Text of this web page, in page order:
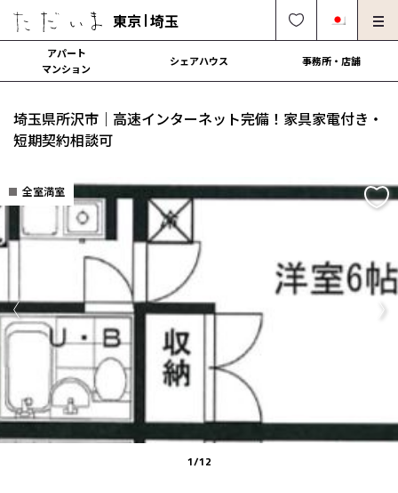
東京 埼玉
中文可 English OK 0120-249-900
オーナー様向け・管理募集
法人社宅でのご利用
解約・修理・各種依頼
契約の流れ
運営会社
アパート
マンション
シェアハウス 事務所・店舗
埼玉県所沢市｜高速インターネット完備！家具家電付き・
短期契約相談可
全室満室
Previous
1/12